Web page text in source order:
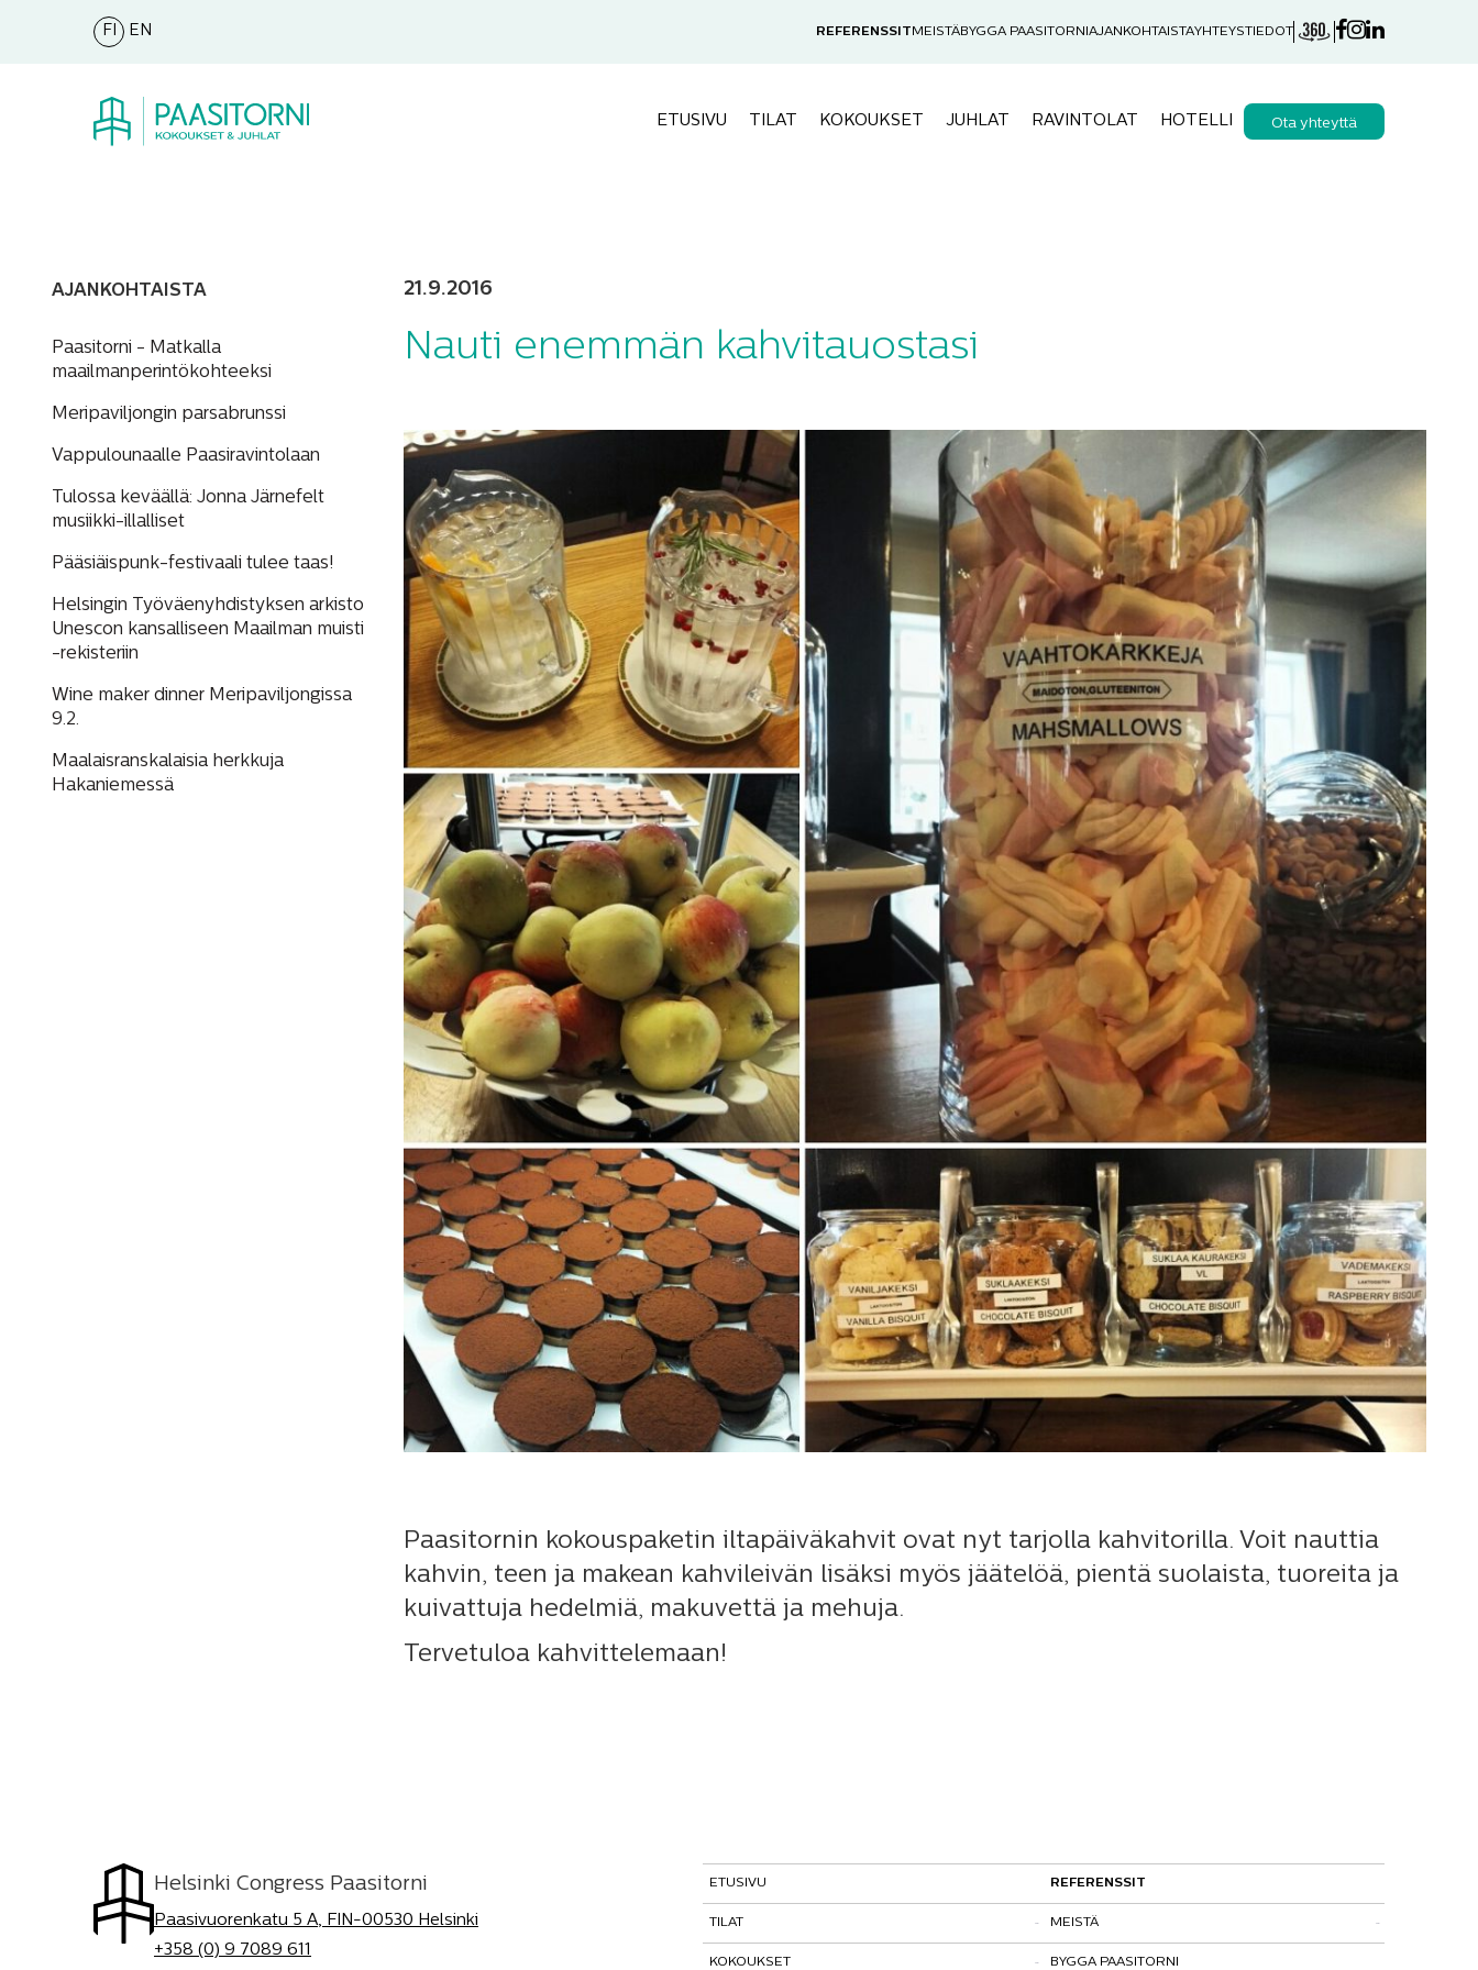
FI EN REFERENSSIT MEISTÄBYGGA PAASITORNI AJANKOHTAISTAYHTEYSTIEDOT
ETUSIVU TILAT KOKOUKSET JUHLAT RAVINTOLAT HOTELLI Ota yhteyttä
21.9.2016
Nauti enemmän kahvitauostasi
Paasitornin kokouspaketin iltapäiväkahvit ovat nyt tarjolla kahvitorilla. Voit nauttia
kahvin, teen ja makean kahvileivän lisäksi myös jäätelöä, pientä suolaista, tuoreita ja
kuivattuja hedelmiä, makuvettä ja mehuja.
Tervetuloa kahvittelemaan!
AJANKOHTAISTA
Paasitorni - Matkalla
maailmanperintökohteeksi
Meripaviljongin parsabrunssi
Vappulounaalle Paasiravintolaan
Tulossa keväällä: Jonna Järnefelt
musiikki-illalliset
Pääsiäispunk-festivaali tulee taas!
Helsingin Työväenyhdistyksen arkisto
Unescon kansalliseen Maailman muisti
-rekisteriin
Wine maker dinner Meripaviljongissa
9.2.
Maalaisranskalaisia herkkuja
Hakaniemessä
Helsinki Congress Paasitorni
Paasivuorenkatu 5 A, FIN-00530 Helsinki
+358 (0) 9 7089 611
ETUSIVU
TILAT
Tutustu tiloihimme
KOKOUKSET
REFERENSSIT
MEISTÄ
Kohtaamispaikka
BYGGA PAASITORNI